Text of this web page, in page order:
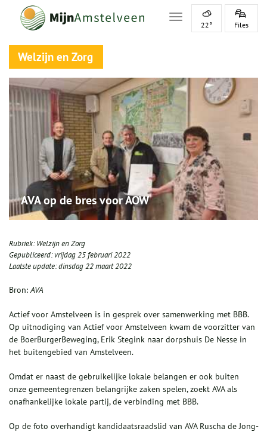
Toggle navigation
22° Files
Welzijn en Zorg
AVA op de bres voor AOW
Rubriek:Welzijn en Zorg
Gepubliceerd:vrijdag 25 februari 2022
Laatste update:dinsdag 22 maart 2022
Bron:AVA
Actief voor Amstelveen is in gesprek over samenwerking met BBB.
Op uitnodiging van Actief voor Amstelveen kwam de voorzitter van
de BoerBurgerBeweging, Erik Stegink naar dorpshuis De Nesse in
het buitengebied van Amstelveen.
Omdat er naast de gebruikelijke lokale belangen er ook buiten
onze gemeentegrenzen belangrijke zaken spelen, zoekt AVA als
onafhankelijke lokale partij, de verbinding met BBB.
Op de foto overhandigt kandidaatsraadslid van AVA Ruscha de Jong-